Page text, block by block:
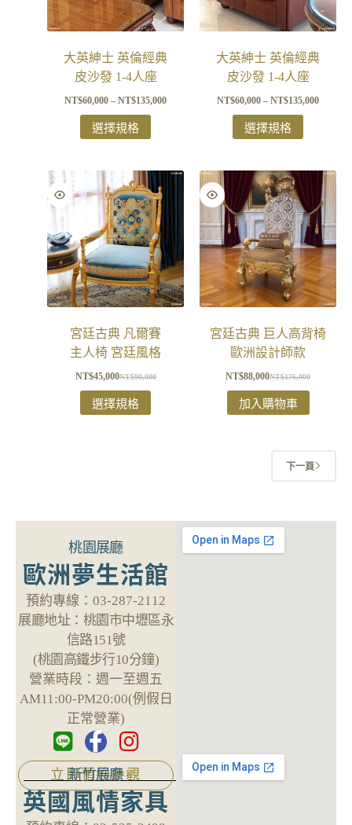
大英紳士 英倫經典
皮沙發 1-4人座
NT$60,000 – NT$135,000
選擇規格
大英紳士 英倫經典
皮沙發 1-4人座
NT$60,000 – NT$135,000
選擇規格
宮廷古典 凡爾賽
主人椅 宮廷風格
NT$90,000
NT$45,000
選擇規格
宮廷古典 巨人高背椅
歐洲設計師款
NT$176,000
NT$88,000
加入購物車
下一頁
桃園展廳
歐洲夢生活館
預約專線： 03-287-2112
展廳地址： 桃園市中壢區永
信路151號
(桃園高鐵步行10分鐘)
營業時段： 週一至週五
AM11:00-PM20:00(例假日
正常營業)
立即預約參觀
新竹展廳
英國風情家具